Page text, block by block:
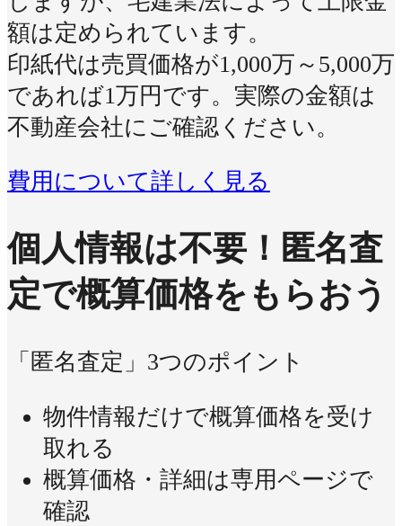
額は定められています。
印紙代は売買価格が1,000万～5,000万
であれば1万円です。実際の金額は
不動産会社にご確認ください。
費用について詳しく見る
個人情報は不要！ 匿名査
定で概算価格をもらおう
「匿名査定」3つのポイント
物件情報だけで概算価格を受け
取れる
概算価格・詳細は専用ページで
確認